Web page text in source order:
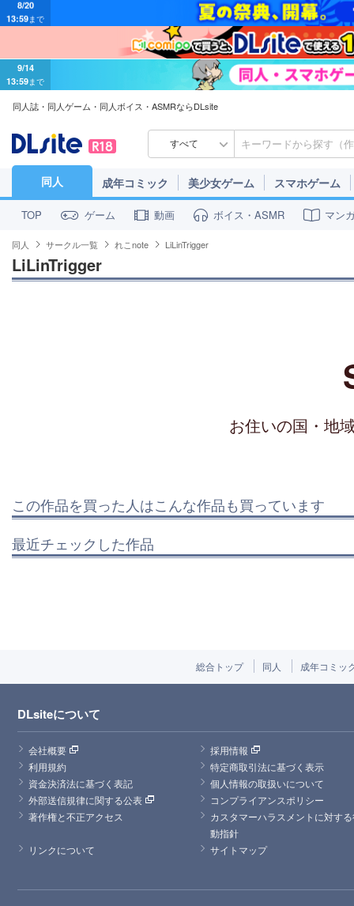
13:59まで
同人誌・同人ゲーム・同人ボイス・ASMRならDLsite
すべて
同人 成年コミック 美少女ゲーム スマホゲーム
TOP ゲーム 動画 ボイス・ASMR マン
同人 サークル一覧 れこnote LiLinTrigger
LiLinTrigger
お住いの国・地
この作品を買った人はこんな作品も買っています
最近チェックした作品
総合トップ 同人 成年コミッ
DLsiteについて
会社概要
採用情報
利用規約
特定商取引法に基づく表示
資金決済法に基づく表記
個人情報の取扱いについて
外部送信規律に関する公表
コンプライアンスポリシー
著作権と不正アクセス
カスタマーハラスメントに対す
動指針
リンクについて
サイトマップ